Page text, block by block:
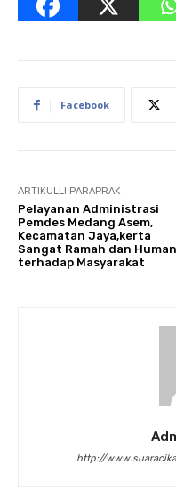
Facebook
ARTIKULLI PARAPRAK
Pelayanan Administrasi
Pemdes Medang Asem,
Kecamatan Jaya,kerta
Sangat Ramah dan
terhadap Masyarakat
http://